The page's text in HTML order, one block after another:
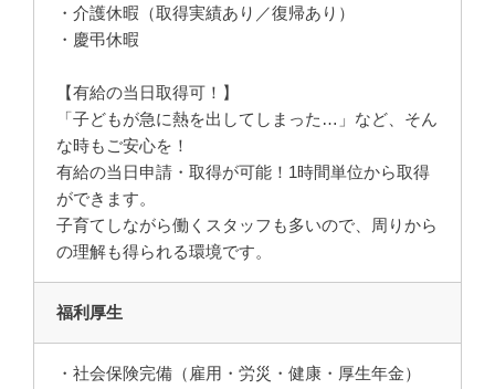
・介護休暇（取得実績あり／復帰あり）
・慶弔休暇
【有給の当日取得可！】
「子どもが急に熱を出してしまった…」など、そん
な時もご安心を！
有給の当日申請・取得が可能！1時間単位から取得
ができます。
子育てしながら働くスタッフも多いので、周りから
の理解も得られる環境です。
福利厚生
・社会保険完備（雇用・労災・健康・厚生年金）